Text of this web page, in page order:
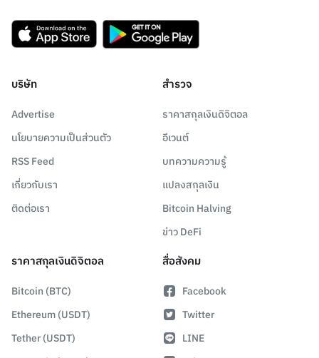
บริษัท
Advertise
นโยบายความเป็นส่วนตัว
RSS Feed
เกี่ยวกับเรา
ติดต่อเรา
สำรวจ
ราคาสกุลเงินดิจิตอล
อีเวนต์
บทความความรู้
แปลงสกุลเงิน
Bitcoin Halving
ข่าว DeFi
ราคาสกุลเงินดิจิตอล
Bitcoin (BTC)
Ethereum (USDT)
Tether (USDT)
สื่อสังคม
Facebook
Twitter
LINE